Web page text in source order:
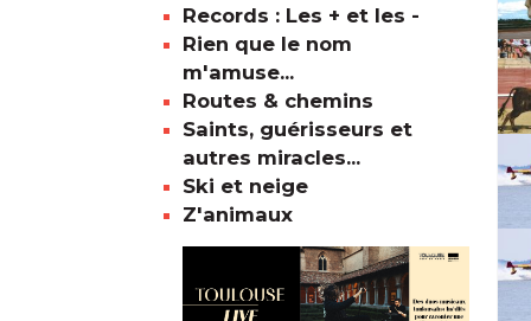
Records : Les + et les -
Rien que le nom
m'amuse...
Routes & chemins
Saints, guérisseurs et
autres miracles...
Ski et neige
Z'animaux